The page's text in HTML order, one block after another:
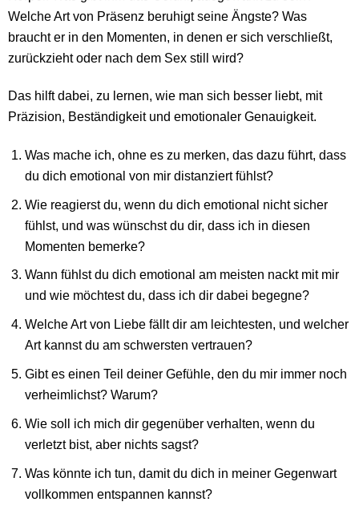
Welche Art von Präsenz beruhigt seine Ängste? Was
braucht er in den Momenten, in denen er sich verschließt,
zurückzieht oder nach dem Sex still wird?
Das hilft dabei, zu lernen, wie man sich besser liebt, mit
Präzision, Beständigkeit und emotionaler Genauigkeit.
Was mache ich, ohne es zu merken, das dazu führt, dass
du dich emotional von mir distanziert fühlst?
Wie reagierst du, wenn du dich emotional nicht sicher
fühlst, und was wünschst du dir, dass ich in diesen
Momenten bemerke?
Wann fühlst du dich emotional am meisten nackt mit mir
und wie möchtest du, dass ich dir dabei begegne?
Welche Art von Liebe fällt dir am leichtesten, und welcher
Art kannst du am schwersten vertrauen?
Gibt es einen Teil deiner Gefühle, den du mir immer noch
verheimlichst? Warum?
Wie soll ich mich dir gegenüber verhalten, wenn du
verletzt bist, aber nichts sagst?
Was könnte ich tun, damit du dich in meiner Gegenwart
vollkommen entspannen kannst?